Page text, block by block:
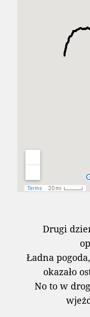
Drugi
Ładna
okazało
No to w